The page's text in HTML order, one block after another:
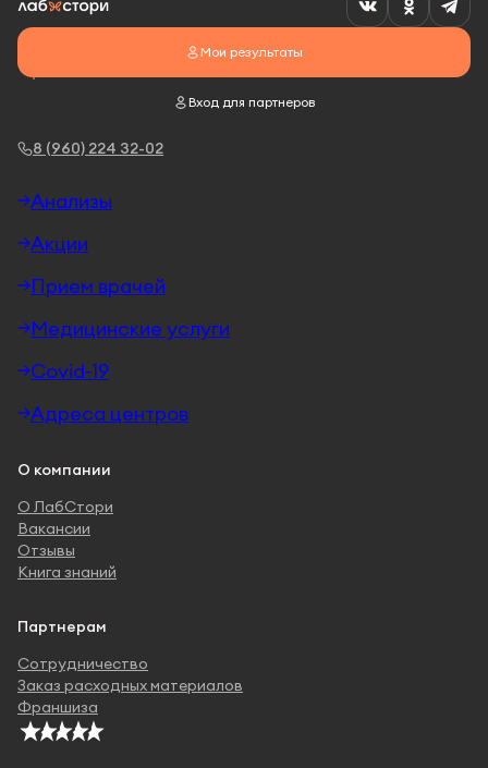
8 (960) 224 32-02
Мои результаты
Вход для партнеров
Анализы
Акции
Прием врачей
Медицинские услуги
Covid-19
Адреса центров
О компании
О ЛабСтори
Вакансии
Отзывы
Книга знаний
Партнерам
Сотрудничество
Заказ расходных материалов
Франшиза